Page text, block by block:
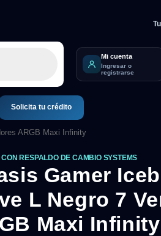
Mi cuenta
Ingresar o
registrarse
Solicita tu crédito
ARGB Maxi Infinity
RESPALDO DE CAMBIO SYSTEMS
Gamer
L Negro 7
Maxi Infinity